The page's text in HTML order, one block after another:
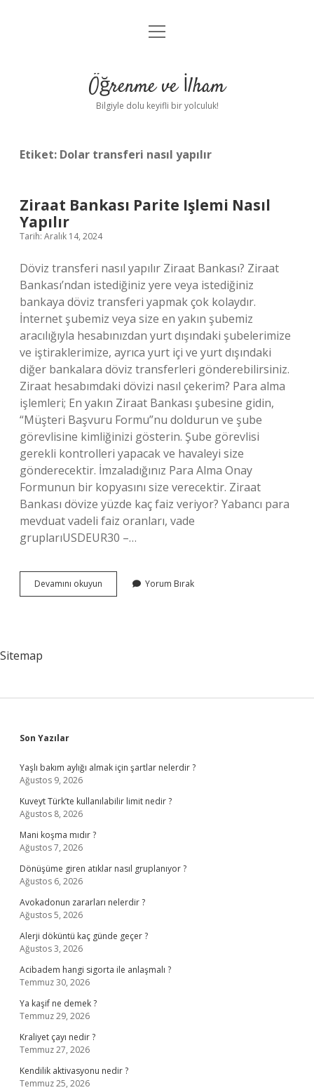
Anasayfa
Yasal Uyarı
menüyü
Öğrenme ve İlham
Bilgiyle dolu keyifli bir yolculuk!
Etiket: Dolar transferi nasıl yapılır
Ziraat Bankası Parite Işlemi Nasıl
Yapılır
Tarih: Aralık 14, 2024
Döviz transferi nasıl yapılır Ziraat Bankası? Ziraat
Bankası’ndan istediğiniz yere veya istediğiniz
bankaya döviz transferi yapmak çok kolaydır.
İnternet şubemiz veya size en yakın şubemiz
aracılığıyla hesabınızdan yurt dışındaki şubelerimize
ve iştiraklerimize, ayrıca yurt içi ve yurt dışındaki
diğer bankalara döviz transferleri gönderebilirsiniz.
Ziraat hesabımdaki dövizi nasıl çekerim? Para alma
işlemleri; En yakın Ziraat Bankası şubesine gidin,
“Müşteri Başvuru Formu”nu doldurun ve şube
görevlisine kimliğinizi gösterin. Şube görevlisi
gerekli kontrolleri yapacak ve havaleyi size
gönderecektir. İmzaladığınız Para Alma Onay
Formunun bir kopyasını size verecektir. Ziraat
Bankası dövize yüzde kaç faiz veriyor? Yabancı para
mevduat vadeli faiz oranları, vade
gruplarıUSDEUR30 –…
Devamını okuyun
Bankası
Yorum Bırak
Sitemap
Sidebar
Son Yazılar
Yaşlı bakım aylığı almak için şartlar nelerdir ?
Ağustos 9, 2026
Kuveyt Türk’te kullanılabilir limit nedir ?
Ağustos 8, 2026
Mani koşma mıdır ?
Ağustos 7, 2026
Dönüşüme giren atıklar nasıl gruplanıyor ?
Ağustos 6, 2026
Avokadonun zararları nelerdir ?
Ağustos 5, 2026
Alerji döküntü kaç günde geçer ?
Ağustos 3, 2026
Acibadem hangi sigorta ile anlaşmalı ?
Temmuz 30, 2026
Ya kaşif ne demek ?
Temmuz 29, 2026
Kraliyet çayı nedir ?
Temmuz 27, 2026
Kendilik aktivasyonu nedir ?
Temmuz 25, 2026